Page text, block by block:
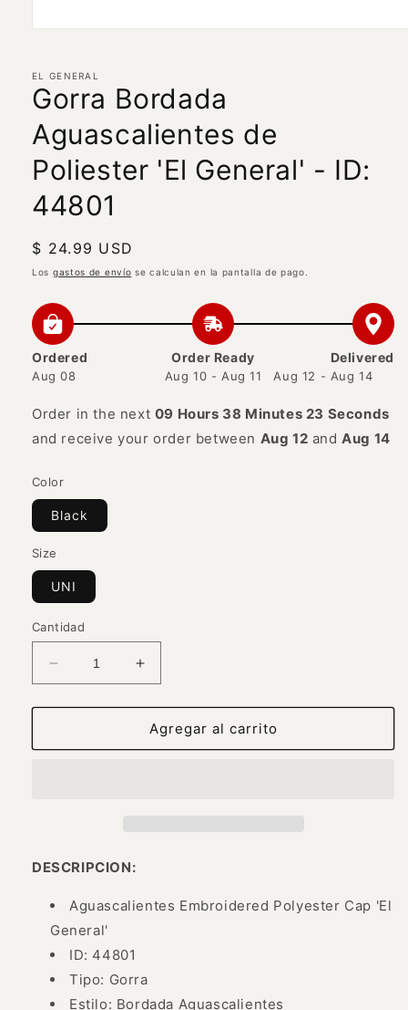
1
en
una
modal
EL GENERAL
Gorra Bordada
Aguascalientes de
Poliester 'El General' - ID:
44801
Precio
habitual
$ 24.99 USD
Los gastos de envío se calculan en la pantalla de pago.
Ordered
Aug 08
Order Ready
Aug 10 - Aug 11
Delivered
Aug 12 - Aug 14
Order in the next 09 Hours 38 Minutes 23 Seconds
and receive your order between Aug 12 andAug 14
Color
Black
Size
UNI
Cantidad
Reducir
cantidad
para
Bordada
-
44801
Aumentar
cantidad
para
Gorra
Bordada
44801
Agregar al carrito
DESCRIPCION:
Aguascalientes Embroidered Polyester Cap 'El
General'
ID: 44801
Tipo: Gorra
Estilo: Bordada Aguascalientes